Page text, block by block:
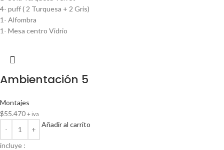
4- puff ( 2 Turquesa + 2 Gris)
1- Alfombra
1- Mesa centro Vidrio
Ambientación 5
Montajes
$55.470 + iva
Añadir al carrito
incluye :